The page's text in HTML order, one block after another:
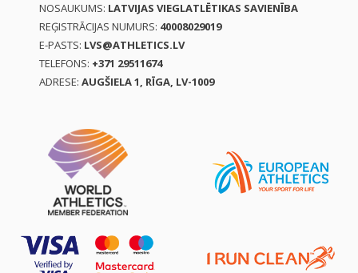
NOSAUKUMS: LATVIJAS VIEGLATLĒTIKAS SAVIENĪBA
REĢISTRĀCIJAS NUMURS: 40008029019
E-PASTS: LVS@ATHLETICS.LV
TELEFONS: +371 29511674
ADRESE: AUGŠIELA 1, RĪGA, LV-1009